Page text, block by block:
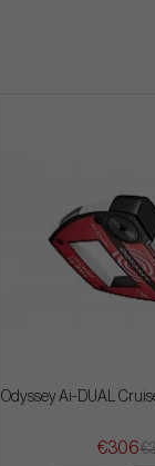
Odyssey Ai-DUAL
€306